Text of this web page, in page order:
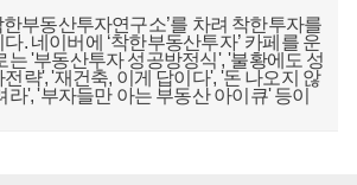
한부동산투자연구소’를 차려 착한투자를
. 네이버에 ‘착한부동산투자’ 카페를 운
는 '부동산투자 성공방정식', '불황에도 성
략', '재건축, 이게 답이다', '돈 나오지 않
라', '부자들만 아는 부동산 아이큐' 등이